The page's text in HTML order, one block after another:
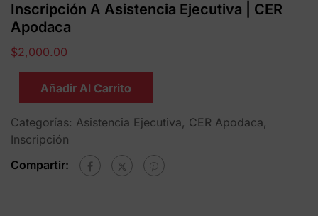
Inscripción A Asistencia Ejecutiva | CER
Apodaca
$2,000.00
Añadir Al Carrito
Categorías: Asistencia Ejecutiva, CER Apodaca,
Inscripción
Compartir: